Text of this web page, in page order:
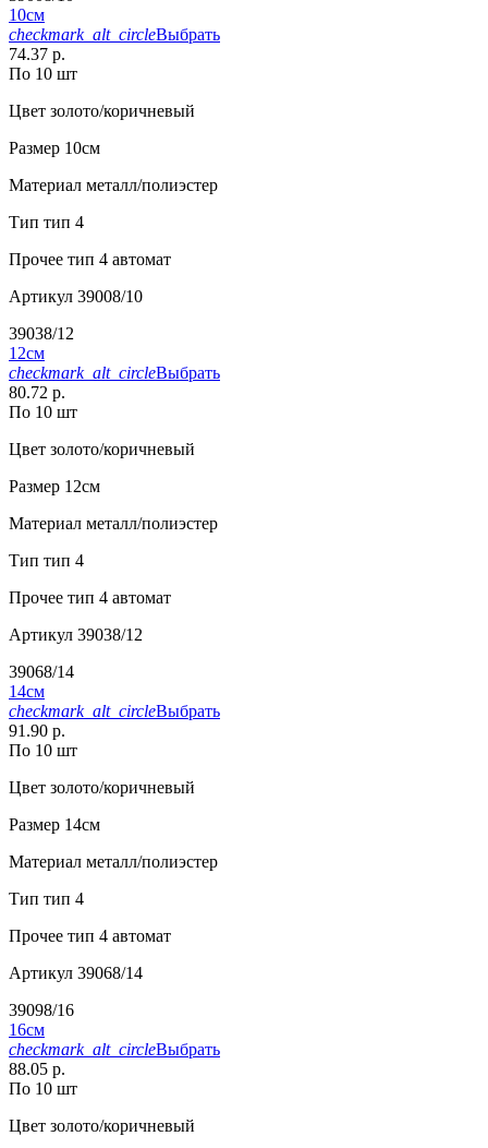
10см
checkmark_alt_circleВыбрать
74.37 р.
По 10 шт
Цвет золото/коричневый
Размер 10см
Материал металл/полиэстер
Тип тип 4
Прочее тип 4 автомат
Артикул 39008/10
39038/12
12см
checkmark_alt_circleВыбрать
80.72 р.
По 10 шт
Цвет золото/коричневый
Размер 12см
Материал металл/полиэстер
Тип тип 4
Прочее тип 4 автомат
Артикул 39038/12
39068/14
14см
checkmark_alt_circleВыбрать
91.90 р.
По 10 шт
Цвет золото/коричневый
Размер 14см
Материал металл/полиэстер
Тип тип 4
Прочее тип 4 автомат
Артикул 39068/14
39098/16
16см
checkmark_alt_circleВыбрать
88.05 р.
По 10 шт
Цвет золото/коричневый